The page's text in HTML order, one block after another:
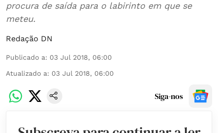
procura de saída para o labirinto em que se
meteu.
Redação DN
Publicado a: 03 Jul 2018, 06:00
Atualizado a: 03 Jul 2018, 06:00
Siga-nos